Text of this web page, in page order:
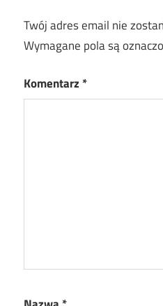
Twój adres email nie
Wymagane pola są
Komentarz *